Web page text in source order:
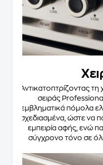
Αντικατοπτρίζοντας τη
σειράς
εμβληματικά πόμολα
σχεδιασμένα, ώστε να
εμπειρία αφής, ενώ
σύγχρονο τόνο σε